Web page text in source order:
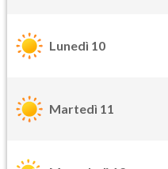
Lunedì 10
Martedì 11